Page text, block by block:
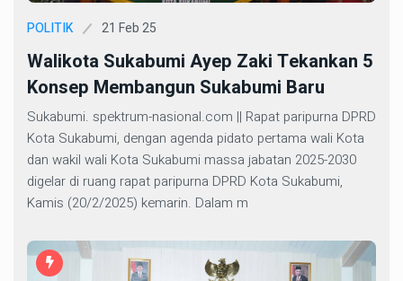
POLITIK 21 Feb 25
Walikota Sukabumi Ayep Zaki Tekankan 5
Konsep Membangun Sukabumi Baru
Sukabumi. spektrum-nasional.com || Rapat paripurna DPRD
Kota Sukabumi, dengan agenda pidato pertama wali Kota
dan wakil wali Kota Sukabumi massa jabatan 2025-2030
digelar di ruang rapat paripurna DPRD Kota Sukabumi,
Kamis (20/2/2025) kemarin. Dalam m